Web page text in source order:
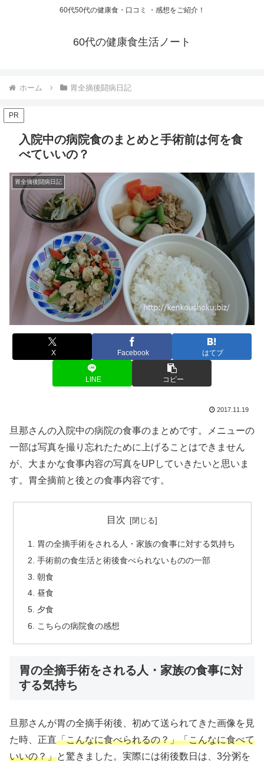
60代50代の健康食・口コミ ・感想をご紹介！
60代の健康食生活ノート
ホーム 胃全摘後闘病日記
PR
入院中の病院食のまとめと手術前は何を食
べていいの？
胃全摘後闘病日記
X Facebook はてブ
LINE コピー
2017.11.19
旦那さんの入院中の病院の食事のまとめです。メニューの
一部は写真を撮り忘れたために上げることはできません
が、大まかな食事内容の写真をUPしていきたいと思いま
す。胃全摘前と後との食事内容です。
目次
胃の全摘手術をされる人・家族の食事に対する気持ち
手術前の食生活と術後食べられないものの一部
朝食
昼食
夕食
こちらの病院食の感想
胃の全摘手術をされる人・家族の食事に対
する気持ち
旦那さんが胃の全摘手術後、初めて送られてきた画像を見
た時、正直「こんなに食べられるの？」「こんなに食べて
いいの？」と驚きました。実際には術後数日は、3分粥を